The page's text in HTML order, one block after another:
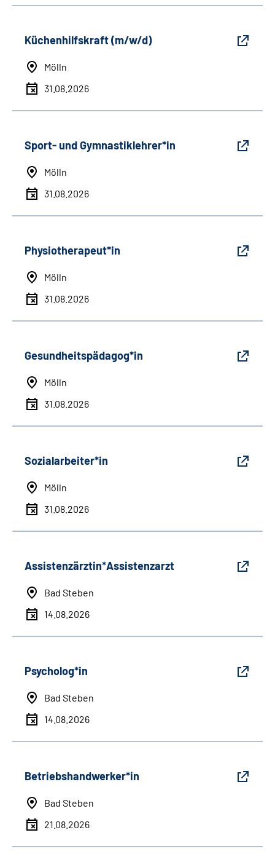
Küchenhilfskraft (m/w/d)
Mölln
31.08.2026
Sport- und Gymnastiklehrer*in
Mölln
31.08.2026
Physiotherapeut*in
Mölln
31.08.2026
Gesundheitspädagog*in
Mölln
31.08.2026
Sozialarbeiter*in
Mölln
31.08.2026
Assistenzärztin*Assistenzarzt
Bad Steben
14.08.2026
Psycholog*in
Bad Steben
14.08.2026
Betriebshandwerker*in
Bad Steben
21.08.2026